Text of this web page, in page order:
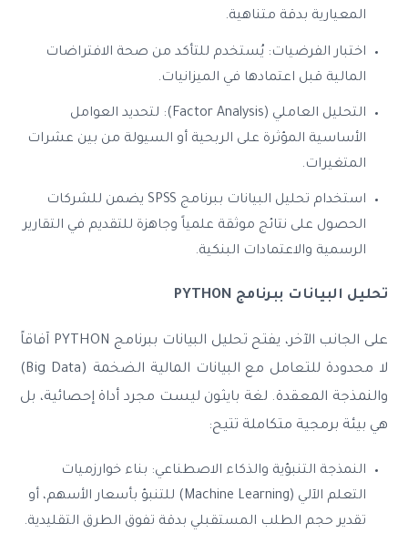
المعيارية بدقة متناهية.
اختبار الفرضيات: يُستخدم للتأكد من صحة الافتراضات
المالية قبل اعتمادها في الميزانيات.
التحليل العاملي (Factor Analysis): لتحديد العوامل
الأساسية المؤثرة على الربحية أو السيولة من بين عشرات
المتغيرات.
استخدام تحليل البيانات ببرنامج SPSS يضمن للشركات
الحصول على نتائج موثقة علمياً وجاهزة للتقديم في التقارير
الرسمية والاعتمادات البنكية.
تحليل البيانات ببرنامج PYTHON
على الجانب الآخر، يفتح تحليل البيانات ببرنامج PYTHON آفاقاً
لا محدودة للتعامل مع البيانات المالية الضخمة (Big Data)
والنمذجة المعقدة. لغة بايثون ليست مجرد أداة إحصائية، بل
هي بيئة برمجية متكاملة تتيح:
النمذجة التنبؤية والذكاء الاصطناعي: بناء خوارزميات
التعلم الآلي (Machine Learning) للتنبؤ بأسعار الأسهم، أو
تقدير حجم الطلب المستقبلي بدقة تفوق الطرق التقليدية.